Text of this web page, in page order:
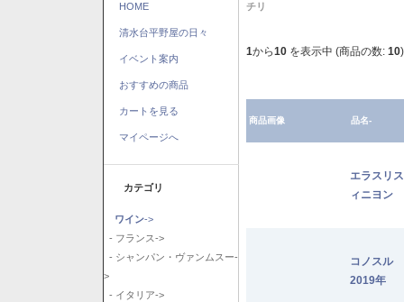
HOME
清水台平野屋の日々
イベント案内
おすすめの商品
カートを見る
マイページへ
カテゴリ
ワイン->
- フランス->
- シャンパン・ヴァンムスー-
>
- イタリア->
チリ
1から10 を表示中 (商品の数: 10)
商品画像 品名-
エラスリ
ィニヨン
コノスル
2019年